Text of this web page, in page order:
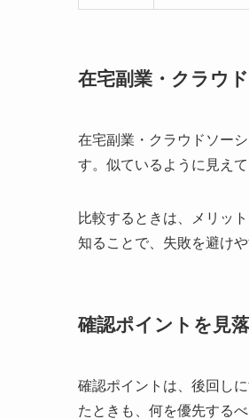
在宅副業・クラウ
在宅副業・クラウドソー
す。似ているように見え
比較するときは、メリット
知ることで、失敗を避けや
確認ポイントを見
確認ポイントは、後回し
たときも、何を優先する